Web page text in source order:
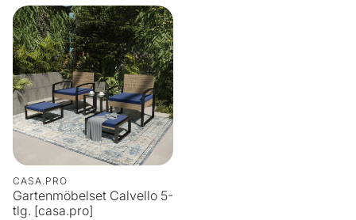
CASA.PRO
Gartenmöbelset Calvello 5-
tlg. [casa.pro]